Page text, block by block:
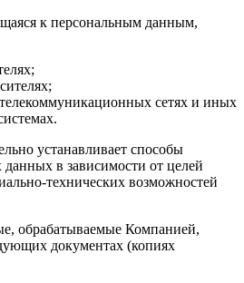
к персональным данным,
сетях и иных
устанавливает способы
в зависимости от целей
технических возможностей
обрабатываемые Компанией,
документах (копиях